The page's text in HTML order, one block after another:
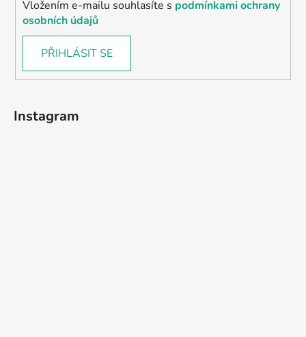
Vložením e-mailu souhlasíte s podmínkami ochrany
osobních údajů
PŘIHLÁSIT SE
Instagram